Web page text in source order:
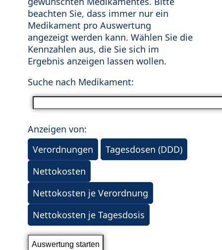
beachten Sie, dass immer nur ein
Medikament pro Auswertung
angezeigt werden kann. Wählen Sie die
Kennzahlen aus, die Sie sich im
Ergebnis anzeigen lassen wollen.
Suche nach Medikament:
Anzeigen von:
Verordnungen
Tagesdosen (DDD)
Nettokosten
Nettokosten je Verordnung
Nettokosten je Tagesdosis